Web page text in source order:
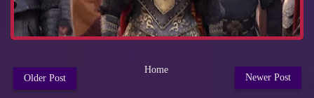
Newer Post
Older Post
Home